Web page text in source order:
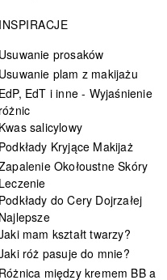
INSPIRACJE
Usuwanie prosaków
Usuwanie plam z makijażu
EdP, EdT i inne - Wyjaśnienie
różnic
Kwas salicylowy
Podkłady Kryjące Makijaż
Okołoustne Skóry
Leczenie
Podkłady do Cery Dojrzałej
Najlepsze
mam kształt twarzy?
róż pasuje do mnie?
Różnica między kremem BB a